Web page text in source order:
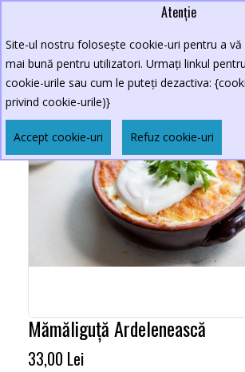
Atenție
Site-ul nostru folosește cookie-uri pentru a
mai bună pentru utilizatori. Urmați linkul
cookie-urile sau cum le puteți dezactiva:
privind cookie-urile)}
Accept cookie-uri Refuz cookie-uri
Mămăliguță Ardelenească
33,00 Lei